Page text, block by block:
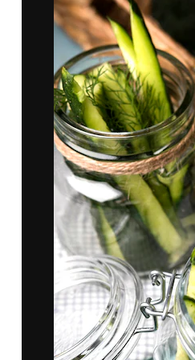
Platforma
najlepszych
Polski
Copyright ©